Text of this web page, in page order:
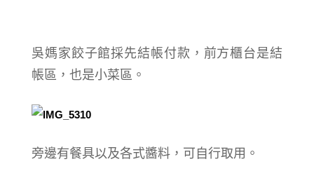
吳媽家餃子館採先結帳付款，前方櫃台是結
帳區，也是小菜區。
旁邊有餐具以及各式醬料，可自行取用。